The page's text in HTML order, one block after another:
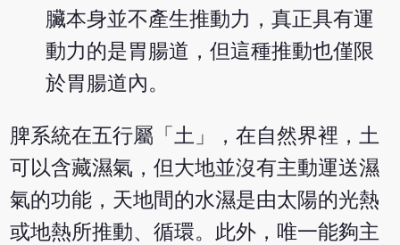
臟本身並不產生推動力，真正具有運
動力的是胃腸道，但這種推動也僅限
於胃腸道內。
脾系統在五行屬「土」，在自然界裡，土
可以含藏濕氣，但大地並沒有主動運送濕
氣的功能，天地間的水濕是由太陽的光熱
或地熱所推動、循環。此外，唯一能夠主